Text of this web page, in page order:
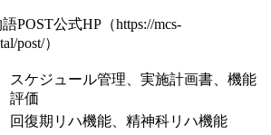
POST公式HP（https://mcs-
post/）
スケジュール管理、実施計画書、機能
評価
回復期リハ機能、精神科リハ機能